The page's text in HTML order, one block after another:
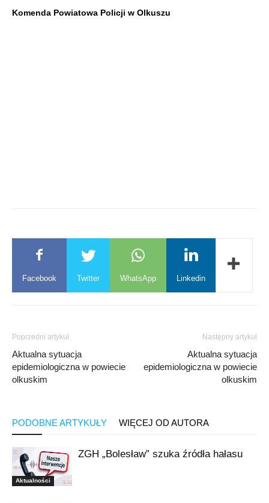
Komenda Powiatowa Policji w Olkuszu
Facebook Twitter WhatsApp Linkedin
Poprzedni artykuł
Aktualna sytuacja
epidemiologiczna w powiecie
olkuskim
Następny artykuł
Aktualna sytuacja
epidemiologiczna w powiecie
olkuskim
PODOBNE ARTYKUŁY WIĘCEJ OD AUTORA
Aktualności
ZGH „Bolesław” szuka źródła hałasu